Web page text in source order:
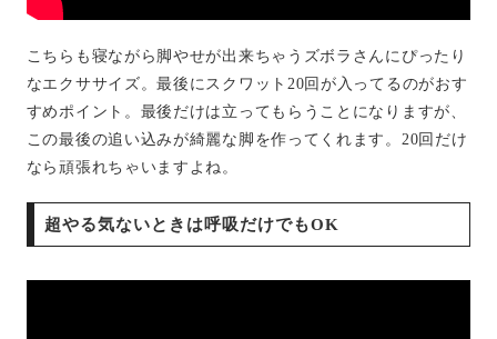
こちらも寝ながら脚やせが出来ちゃうズボラさんにぴったり
なエクササイズ。最後にスクワット20回が入ってるのがおす
すめポイント。最後だけは立ってもらうことになりますが、
この最後の追い込みが綺麗な脚を作ってくれます。20回だけ
なら頑張れちゃいますよね。
超やる気ないときは呼吸だけでもOK